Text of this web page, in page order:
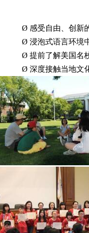
Ø 感受自由、创新
Ø 浸泡式语言环境
Ø 提前了解美国名
Ø 深度接触当地文